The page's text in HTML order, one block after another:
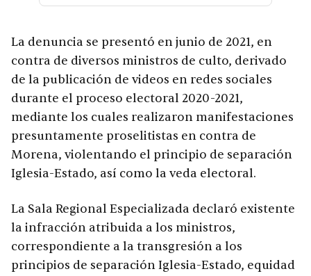
La denuncia se presentó en junio de 2021, en
contra de diversos ministros de culto, derivado
de la publicación de videos en redes sociales
durante el proceso electoral 2020-2021,
mediante los cuales realizaron manifestaciones
presuntamente proselitistas en contra de
Morena, violentando el principio de separación
Iglesia-Estado, así como la veda electoral.
La Sala Regional Especializada declaró existente
la infracción atribuida a los ministros,
correspondiente a la transgresión a los
principios de separación Iglesia-Estado, equidad